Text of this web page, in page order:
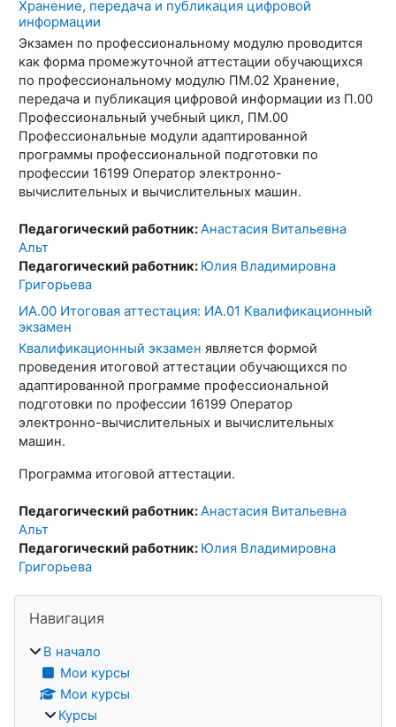
Хранение, передача и публикация цифровой
информации
Экзамен по профессиональному модулю проводится
как форма промежуточной аттестации обучающихся
по профессиональному модулю ПМ.02 Хранение,
передача и публикация цифровой информации из П.00
Профессиональный учебный цикл, ПМ.00
Профессиональные модули адаптированной
программы профессиональной подготовки по
профессии 16199 Оператор электронно-
вычислительных и вычислительных машин.
Педагогический работник:Анастасия Витальевна
Альт
Педагогический работник: Юлия Владимировна
Григорьева
ИА.00 Итоговая аттестация: ИА.01 Квалификационный
экзамен
Квалификационный экзамен является формой
проведения итоговой аттестации обучающихся по
адаптированной программе профессиональной
подготовки по профессии 16199 Оператор
электронно-вычислительных и вычислительных
машин.
Программа итоговой аттестации.
Педагогический работник:Анастасия Витальевна
Альт
Педагогический работник: Юлия Владимировна
Григорьева
Блоки
Навигация
В начало
Мои курсы
Мои курсы
Курсы